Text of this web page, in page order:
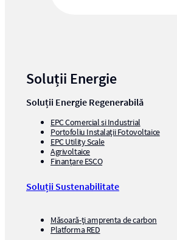
Soluții Energie
Soluții Energie Regenerabilă
EPC Comercial si Industrial
Portofoliu Instalații Fotovoltaice
EPC Utility Scale
Agrivoltaice
Finanțare ESCO
Soluții Sustenabilitate
Măsoară-ți amprenta de carbon
Platforma RED